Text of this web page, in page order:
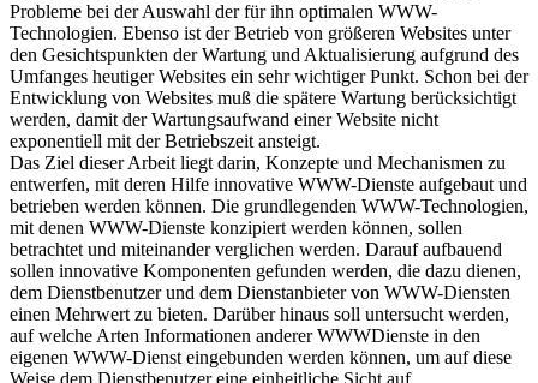
ergeben sich für den Entwickler von WWW-Diensten größere
Probleme bei der Auswahl der für ihn optimalen WWW-
Technologien. Ebenso ist der Betrieb von größeren Websites unter
den Gesichtspunkten der Wartung und Aktualisierung aufgrund des
Umfanges heutiger Websites ein sehr wichtiger Punkt. Schon bei der
Entwicklung von Websites muß die spätere Wartung berücksichtigt
werden, damit der Wartungsaufwand einer Website nicht
exponentiell mit der Betriebszeit ansteigt.
Das Ziel dieser Arbeit liegt darin, Konzepte und Mechanismen zu
entwerfen, mit deren Hilfe innovative WWW-Dienste aufgebaut und
betrieben werden können. Die grundlegenden WWW-Technologien,
mit denen WWW-Dienste konzipiert werden können, sollen
betrachtet und miteinander verglichen werden. Darauf aufbauend
sollen innovative Komponenten gefunden werden, die dazu dienen,
dem Dienstbenutzer und dem Dienstanbieter von WWW-Diensten
einen Mehrwert zu bieten. Darüber hinaus soll untersucht werden,
auf welche Arten Informationen anderer WWWDienste in den